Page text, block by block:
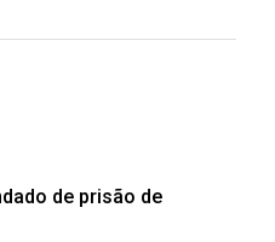
de prisão de